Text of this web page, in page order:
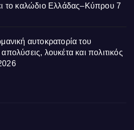
το καλώδιο Ελλάδας–Κύπρου 7
αυτοκρατορία του
λουκέτα και πολιτικός